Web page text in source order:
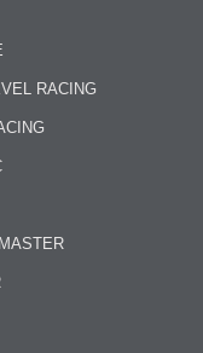
RACING